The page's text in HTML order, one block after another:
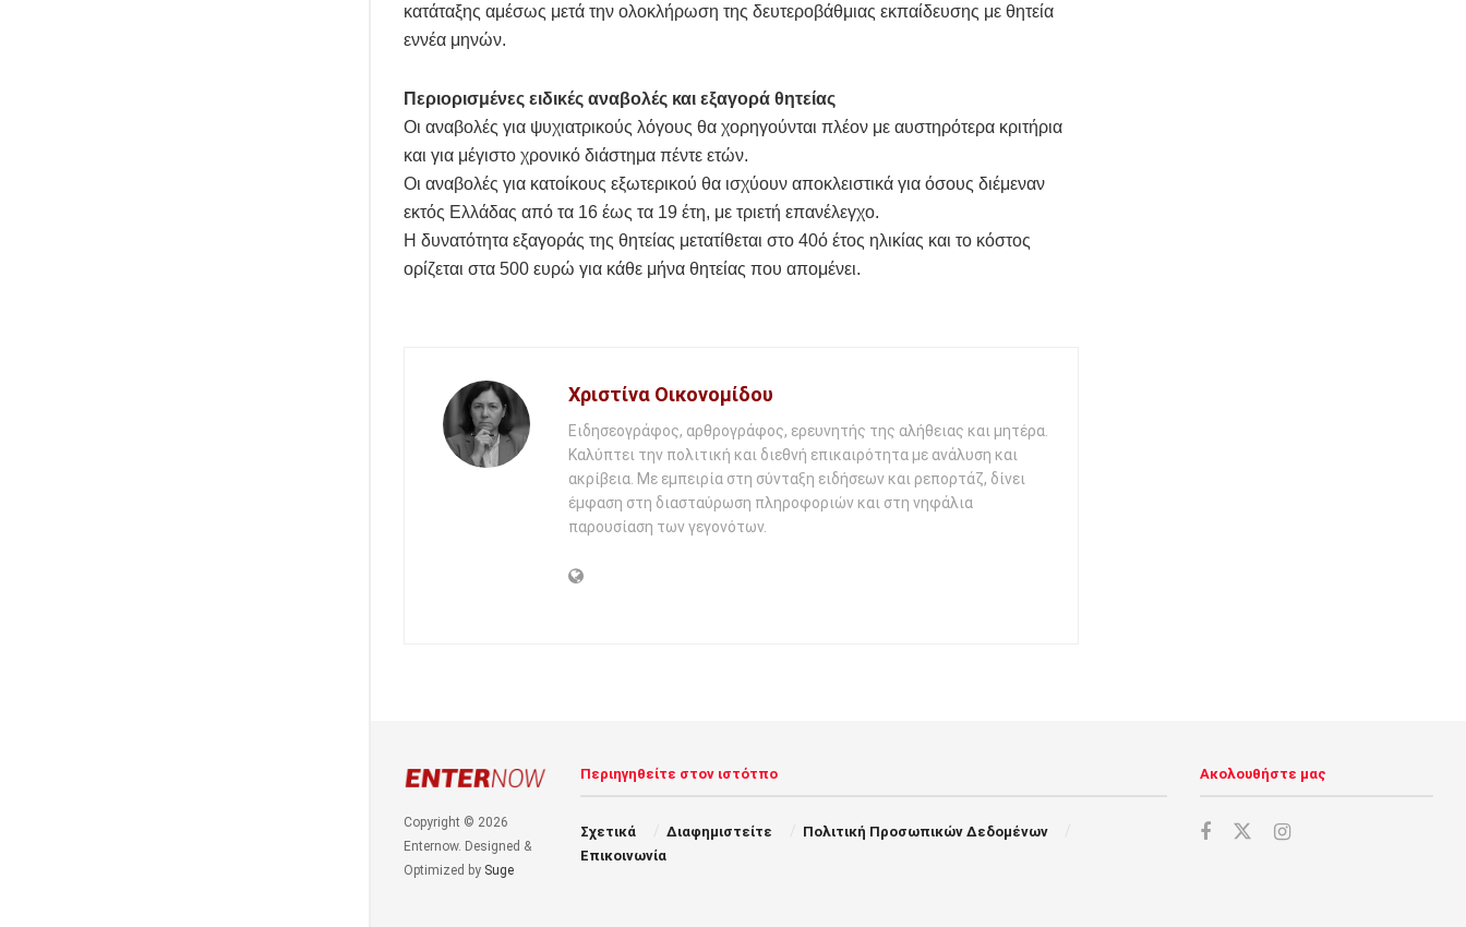
κατάταξης αμέσως μετά την ολοκλήρωση της δευτεροβάθμιας εκπαίδευσης με θητεία
εννέα μηνών.
Περιορισμένες ειδικές αναβολές και εξαγορά θητείας
Οι αναβολές για ψυχιατρικούς λόγους θα χορηγούνται πλέον με αυστηρότερα κριτήρια
και για μέγιστο χρονικό διάστημα πέντε ετών.
Οι αναβολές για κατοίκους εξωτερικού θα ισχύουν αποκλειστικά για όσους διέμεναν
εκτός Ελλάδας από τα 16 έως τα 19 έτη, με τριετή επανέλεγχο.
Η δυνατότητα εξαγοράς της θητείας μετατίθεται στο 40ό έτος ηλικίας και το κόστος
ορίζεται στα 500 ευρώ για κάθε μήνα θητείας που απομένει.
Χριστίνα Οικονομίδου
Ειδησεογράφος, αρθρογράφος, ερευνητής της αλήθειας και μητέρα.
Καλύπτει την πολιτική και διεθνή επικαιρότητα με ανάλυση και
ακρίβεια. Με εμπειρία στη σύνταξη ειδήσεων και ρεπορτάζ, δίνει
έμφαση στη διασταύρωση πληροφοριών και στη νηφάλια
παρουσίαση των γεγονότων.
Copyright © 2026
Enternow. Designed &
Optimized by Suge
Περιηγηθείτε στον ιστότπο
Σχετικά Διαφημιστείτε
Πολιτική Προσωπικών Δεδομένων
Επικοινωνία
Ακολουθήστε μας